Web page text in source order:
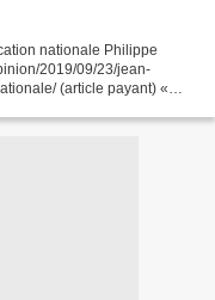
nationale Philippe
2019/09/23/jean-
(article payant) «